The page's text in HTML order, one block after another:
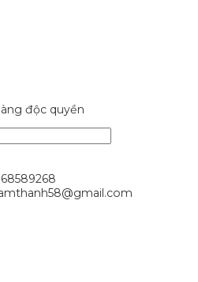
độc quyền